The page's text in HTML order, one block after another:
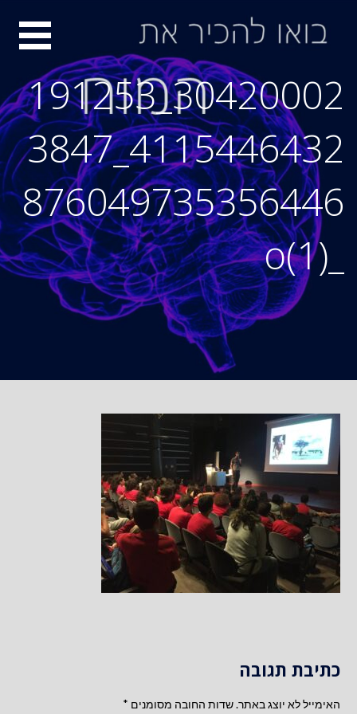
סיור
30420002_191253
4115446432_3847
876049735356446
כתיבת תגובה
האימייל לא יוצג באתר.שדות החובה מסומנים *